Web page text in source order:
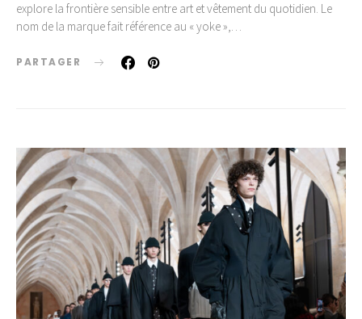
explore la frontière sensible entre art et vêtement du quotidien. Le
nom de la marque fait référence au « yoke »,…
PARTAGER